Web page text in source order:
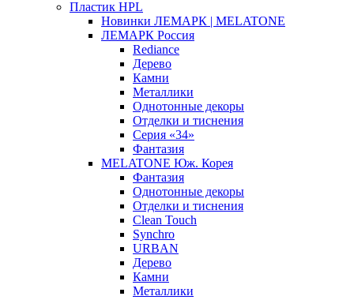
Пластик HPL
Новинки ЛЕМАРК | MELATONE
ЛЕМАРК Россия
Rediance
Дерево
Камни
Металлики
Однотонные декоры
Отделки и тиснения
Серия «34»
Фантазия
MELATONE Юж. Корея
Фантазия
Однотонные декоры
Отделки и тиснения
Clean Touch
Synchro
URBAN
Дерево
Камни
Металлики